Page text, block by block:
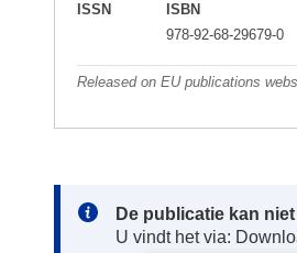
ISSN
ISBN
978-92-68-29679-0
Released on EU publications
Note:
De publicatie kan
U vindt het via: